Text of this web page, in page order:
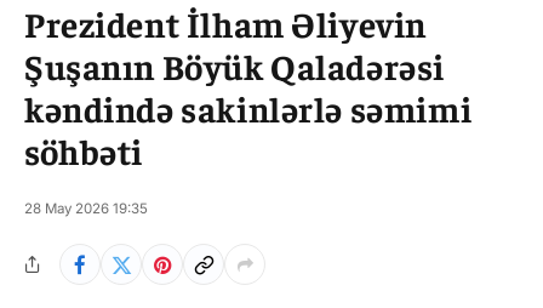
Prezident İlham Əliyevin
Şuşanın Böyük Qaladərəsi
kəndində sakinlərlə səmimi
söhbəti
28 May 2026 19:35